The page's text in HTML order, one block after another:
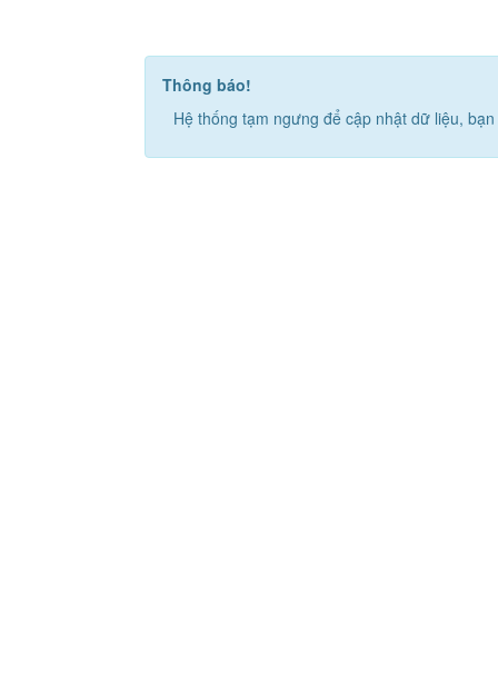
Thông báo!
Hệ thống tạm ngưng để cập nhật dữ liệu,